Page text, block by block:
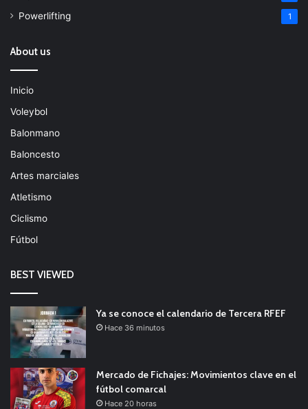
Powerlifting 1
About us
Inicio
Voleybol
Balonmano
Baloncesto
Artes marciales
Atletismo
Ciclismo
Fútbol
BEST VIEWED
Ya se conoce el calendario de Tercera RFEF
Hace 36 minutos
Mercado de Fichajes: Movimientos clave en el
fútbol comarcal
Hace 20 horas